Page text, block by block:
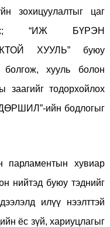
зохицуулалтыг цаг
“ИЖ БҮРЭН
ХУУЛЬ” буюу
болгож, хууль болон
заагийг тодорхойлох
ийн бодлогыг
парламентын хувиар
нийтэд буюу тэднийг
илүү нээлттэй
ёс зүй, хариуцлагыг